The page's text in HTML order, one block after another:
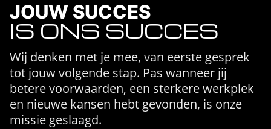
JOUW SUCCES
IS ONS SUCCES
Wij denken met je mee, van eerste gesprek
tot jouw volgende stap. Pas wanneer jij
betere voorwaarden, een sterkere werkplek
en nieuwe kansen hebt gevonden, is onze
missie geslaagd.